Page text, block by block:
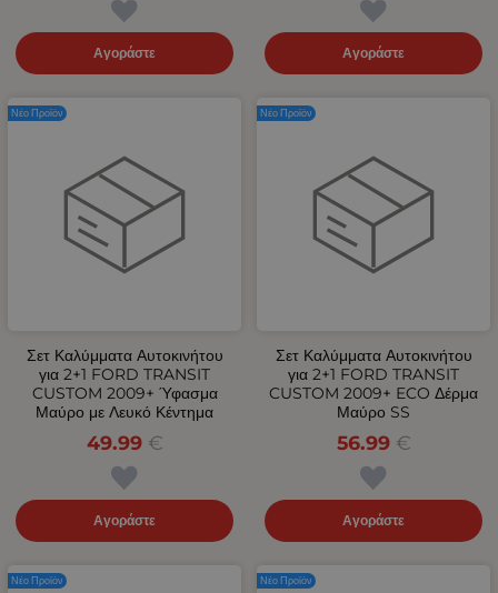
Αγοράστε Αγοράστε
Σετ Καλύμματα Αυτοκινήτου
για 2+1 FORD TRANSIT
CUSTOM 2009+ Ύφασμα
Μαύρο με Λευκό Κέντημα
49.99 €
Αγοράστε
Νέο Προϊόν
Σετ Καλύμματα Αυτοκινήτου
για 2+1 FORD TRANSIT
CUSTOM 2009+ ECO Δέρμα
Μαύρο SS
56.99 €
Αγοράστε
Νέο Προϊόν
Νέο Προϊόν Νέο Προϊόν